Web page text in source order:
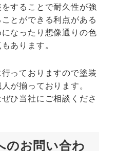
することで耐久性が強
とができる利点がある
なったり想像通りの色
あります。
っておりますので塗装
が揃っております。
ひ当社にご相談くださ
のお問い合わ